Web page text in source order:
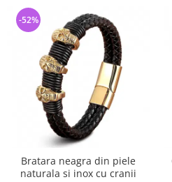
Bratara neagra din piele
naturala si inox cu cranii
-52%